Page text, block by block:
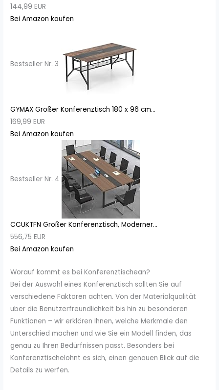
144,99 EUR
Bei Amazon kaufen
Bestseller Nr. 3
GYMAX Großer Konferenztisch 180 x 96 cm...
169,99 EUR
Bei Amazon kaufen
Bestseller Nr. 4
CCUKTFN Großer Konferenztisch, Moderner...
556,75 EUR
Bei Amazon kaufen
Worauf kommt es bei Konferenztischean?
Bei der Auswahl eines Konferenztisch sollten Sie auf
verschiedene Faktoren achten. Von der Materialqualität
über die Benutzerfreundlichkeit bis hin zu besonderen
Funktionen – wir erklären Ihnen, welche Merkmale den
Unterschied machen und wie Sie ein Modell finden, das
genau zu Ihren Bedürfnissen passt. Besonders bei
Konferenztischelohnt es sich, einen genauen Blick auf die
Details zu werfen.